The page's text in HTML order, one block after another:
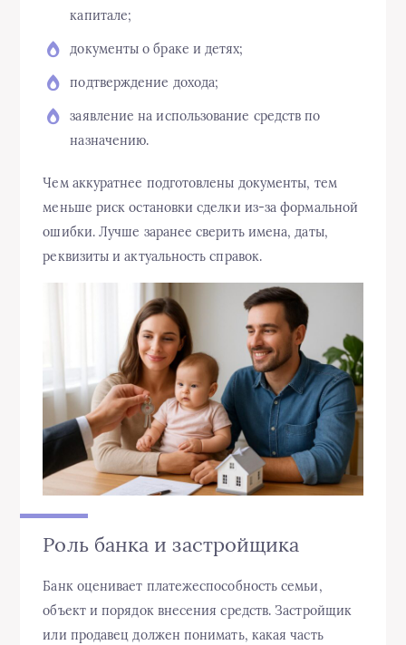
капитале;
документы о браке и детях;
подтверждение дохода;
заявление на использование средств по
назначению.
Чем аккуратнее подготовлены документы, тем
меньше риск остановки сделки из-за формальной
ошибки. Лучше заранее сверить имена, даты,
реквизиты и актуальность справок.
Роль банка и застройщика
Банк оценивает платежеспособность семьи,
объект и порядок внесения средств. Застройщик
или продавец должен понимать, какая часть